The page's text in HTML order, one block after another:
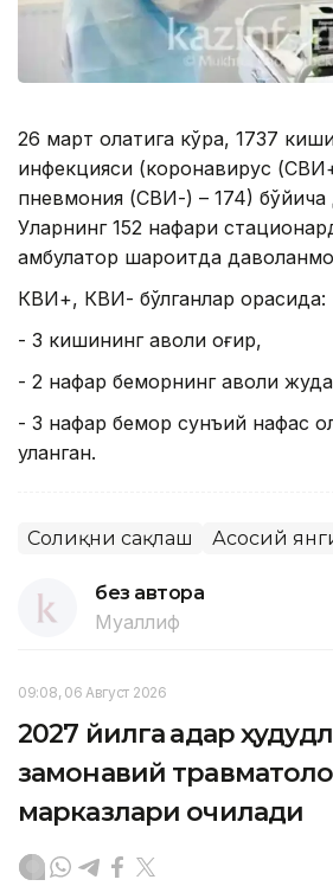
26 март ҳолатига кўра, 1737
инфекцияси (коронавирус
пневмония (CВИ-) – 174)
Уларнинг 152 нафари
амбулатор шароитда
КВИ+, КВИ- бўлганлар орасида:
- 3 кишининг аҳволи оғир,
- 2 нафар беморнинг аҳволи
- 3 нафар бемор сунъий нафас
уланган.
Соғлиқни сақлаш Асосий
без автора
Муаллиф
09:08, 06 Август 2026
2027 йилга қадар
замонавий
марказлари очилади